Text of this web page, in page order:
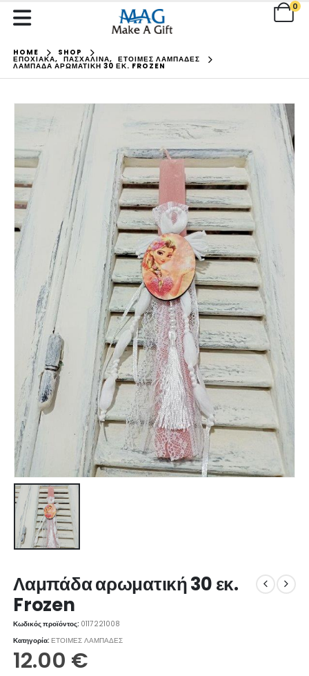
0
HOME SHOP
ΕΠΟΧΙΑΚΑ, ΠΑΣΧΑΛΙΝΑ, ΕΤΟΙΜΕΣ ΛΑΜΠΑΔΕΣ
ΛΑΜΠΆΔΑ ΑΡΩΜΑΤΙΚΉ 30 ΕΚ. FROZEN
Λαμπάδα αρωματική 30 εκ.
Frozen
Κωδικός προϊόντος: 0117221008
Κατηγορία:ΕΤΟΙΜΕΣ ΛΑΜΠΑΔΕΣ
12.00 €